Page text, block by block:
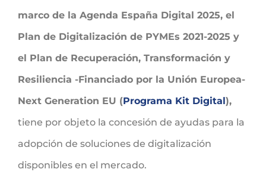
marco de la Agenda España Digital 2025, el
Plan de Digitalización de PYMEs 2021-2025 y
el Plan de Recuperación, Transformación y
Resiliencia -Financiado por la Unión Europea-
Next Generation EU (Programa Kit Digital),
tiene por objeto la concesión de ayudas para la
adopción de soluciones de digitalización
disponibles en el mercado.